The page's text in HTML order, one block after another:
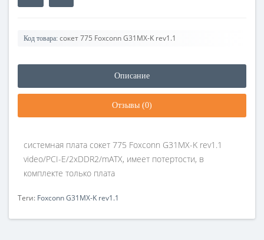
Код товара: сокет 775 Foxconn G31MX-K rev1.1
Описание
Отзывы (0)
системная плата сокет 775 Foxconn G31MX-K rev1.1
video/PCI-E/2xDDR2/mATX, имеет потертости, в
комплекте только плата
Теги: Foxconn G31MX-K rev1.1